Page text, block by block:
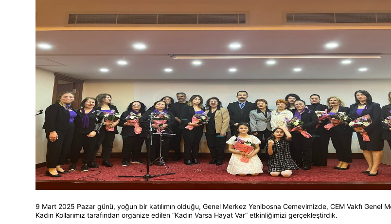
9 Mart 2025 Pazar günü, yoğun bir katılımın olduğu, Genel Merkez Yenibosna Cemevimizde, CEM Vakfı Genel
Kadın Kollarımız tarafından organize edilen “Kadın Varsa Hayat Var” etkinliğimizi gerçekleştirdik.